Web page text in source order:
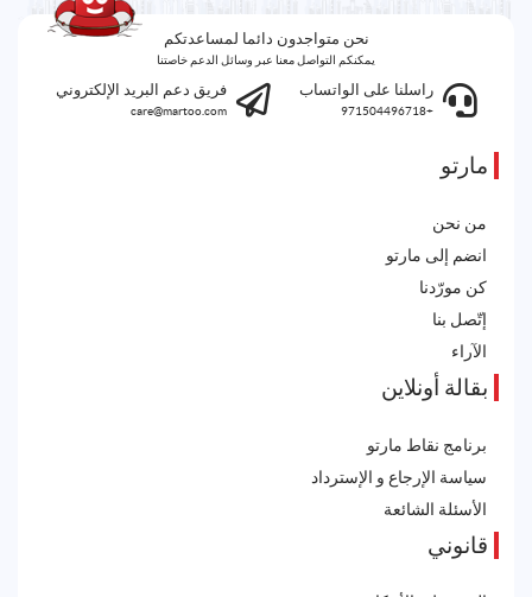
نحن متواجدون دائما لمساعدتكم
يمكنكم التواصل معنا عبر وسائل الدعم خاصتنا
راسلنا على الواتساب
+971504496718
فريق دعم البريد الإلكتروني
care@martoo.com
مارتو
من نحن
انضم إلى مارتو
كن مورّدنا
إتّصل بنا
الآراء
بقالة أونلاين
برنامج نقاط مارتو
سياسة الإرجاع و الإسترداد
الأسئلة الشائعة
قانوني